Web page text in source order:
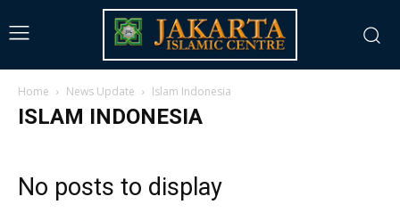
Home News Update Islam Indonesia
ISLAM INDONESIA
No posts to display